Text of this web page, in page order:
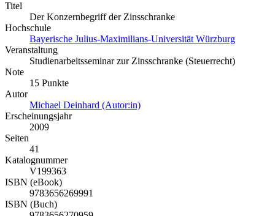
Titel
Der Konzernbegriff der Zinsschranke
Hochschule
Bayerische Julius-Maximilians-Universität Würzburg
Veranstaltung
Studienarbeitsseminar zur Zinsschranke (Steuerrecht)
Note
15 Punkte
Autor
Michael Deinhard (Autor:in)
Erscheinungsjahr
2009
Seiten
41
Katalognummer
V199363
ISBN (eBook)
9783656269991
ISBN (Buch)